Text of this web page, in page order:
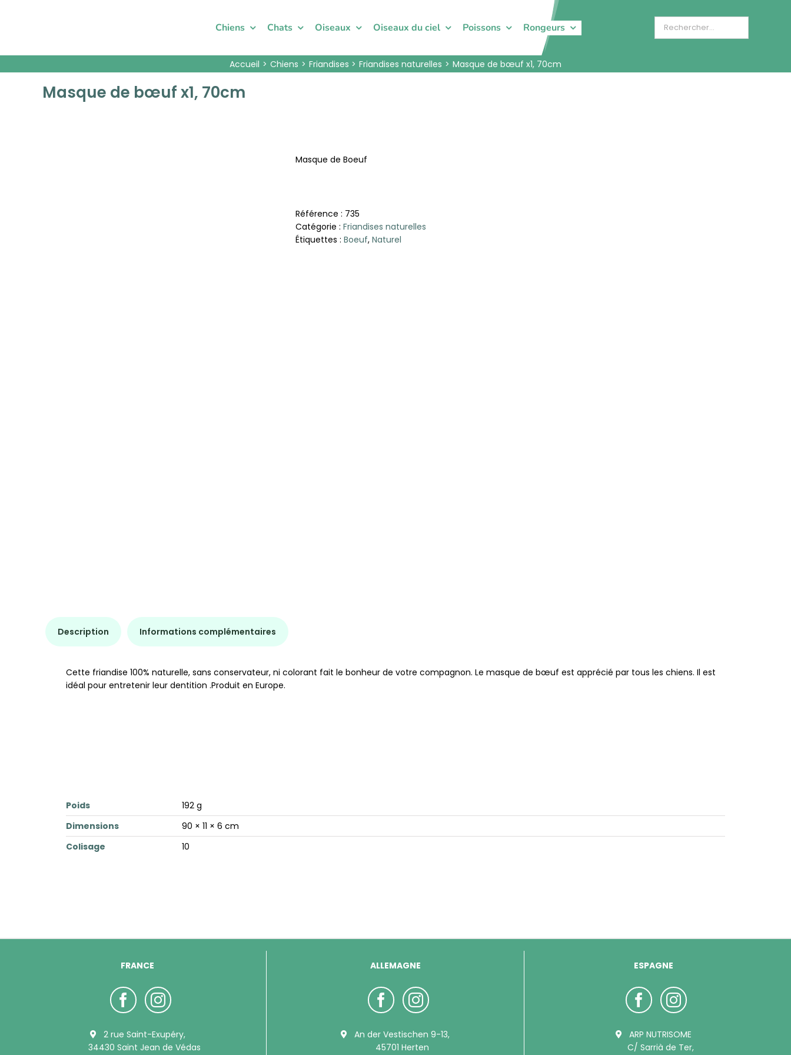
Chiens Chats Oiseaux Oiseaux du ciel Poissons Rongeurs
Accueil Chiens Friandises Friandises naturelles Masque de bœuf x1, 70cm
Masque de bœuf x1, 70cm
Masque de Boeuf
Référence : 735
Catégorie : Friandises naturelles
Étiquettes : Boeuf, Naturel
Description Informations complémentaires
Cette friandise 100% naturelle, sans conservateur, ni colorant fait le bonheur de votre compagnon. Le masque de bœuf est apprécié par tous les chiens. Il est
idéal pour entretenir leur dentition .Produit en Europe.
Poids
192 g
Dimensions
90 × 11 × 6 cm
Colisage
10
FRANCE
2 rue Saint-Exupéry,
34430 Saint Jean de Védas
ALLEMAGNE
An der Vestischen 9-13,
45701 Herten
ESPAGNE
ARP NUTRISOME
C/ Sarrià de Ter,